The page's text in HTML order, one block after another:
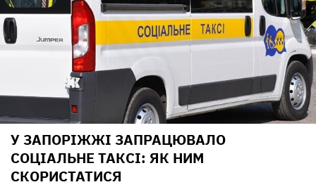
У ЗАПОРІЖЖІ ЗАПРАЦЮВАЛО
СОЦІАЛЬНЕ ТАКСІ: ЯК НИМ
СКОРИСТАТИСЯ